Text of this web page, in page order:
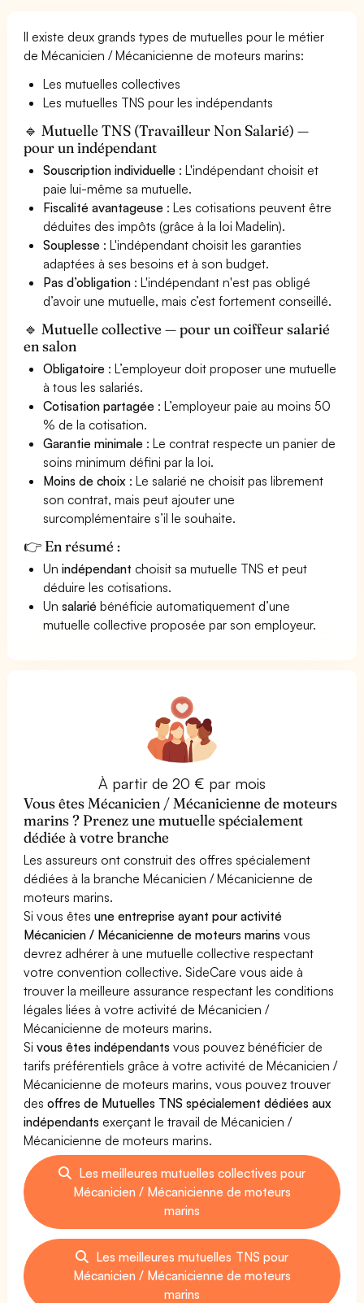
Il existe deux grands types de mutuelles pour le métier
de Mécanicien / Mécanicienne de moteurs marins:
Les mutuelles collectives
Les mutuelles TNS pour les indépendants
🔹 Mutuelle TNS (Travailleur Non Salarié) —
pour un indépendant
Souscription individuelle : L'indépendant choisit et
paie lui-même sa mutuelle.
Fiscalité avantageuse : Les cotisations peuvent être
déduites des impôts (grâce à la loi Madelin).
Souplesse : L'indépendant choisit les garanties
adaptées à ses besoins et à son budget.
Pas d’obligation : L'indépendant n'est pas obligé
d’avoir une mutuelle, mais c’est fortement conseillé.
🔹 Mutuelle collective — pour un coiffeur salarié
en salon
Obligatoire : L’employeur doit proposer une mutuelle
à tous les salariés.
Cotisation partagée : L’employeur paie au moins 50
% de la cotisation.
Garantie minimale : Le contrat respecte un panier de
soins minimum défini par la loi.
Moins de choix : Le salarié ne choisit pas librement
son contrat, mais peut ajouter une
surcomplémentaire s’il le souhaite.
👉 En résumé :
Unindépendant choisit sa mutuelle TNS et peut
déduire les cotisations.
Unsalarié bénéficie automatiquement d’une
mutuelle collective proposée par son employeur.
À partir de 20 € par mois
Vous êtes Mécanicien / Mécanicienne de moteurs
marins ? Prenez une mutuelle spécialement
dédiée à votre branche
Les assureurs ont construit des offres spécialement
dédiées à la branche Mécanicien / Mécanicienne de
moteurs marins.
Si vous êtesune entreprise ayant pour activité
Mécanicien / Mécanicienne de moteurs marins vous
devrez adhérer à une mutuelle collective respectant
votre convention collective. SideCare vous aide à
trouver la meilleure assurance respectant les conditions
légales liées à votre activité de Mécanicien /
Mécanicienne de moteurs marins.
Sivous êtes indépendants vous pouvez bénéficier de
tarifs préférentiels grâce à votre activité de Mécanicien /
Mécanicienne de moteurs marins, vous pouvez trouver
desoffres de Mutuelles TNS spécialement dédiées aux
indépendants exerçant le travail de Mécanicien /
Mécanicienne de moteurs marins.
Les meilleures mutuelles collectives pour
Mécanicien / Mécanicienne de moteurs
marins
Les meilleures mutuelles TNS pour
Mécanicien / Mécanicienne de moteurs
marins